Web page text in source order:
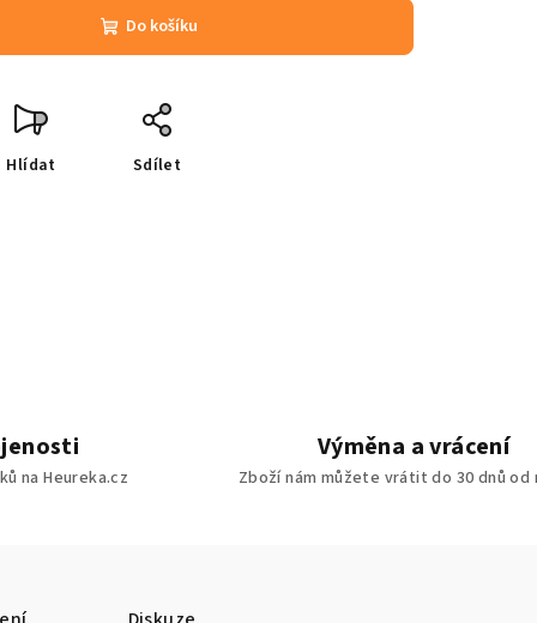
Do košíku
Hlídat Sdílet
na Heureka.cz
Výměna a vrácení
Zboží nám můžete vrátit do 30 dnů od